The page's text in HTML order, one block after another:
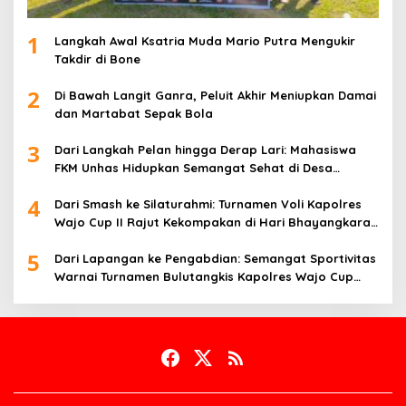
1
Langkah Awal Ksatria Muda Mario Putra Mengukir
Takdir di Bone
2
Di Bawah Langit Ganra, Peluit Akhir Meniupkan Damai
dan Martabat Sepak Bola
3
Dari Langkah Pelan hingga Derap Lari: Mahasiswa
FKM Unhas Hidupkan Semangat Sehat di Desa
4
Dari Smash ke Silaturahmi: Turnamen Voli Kapolres
Wajo Cup II Rajut Kekompakan di Hari Bhayangkara
5
Dari Lapangan ke Pengabdian: Semangat Sportivitas
Warnai Turnamen Bulutangkis Kapolres Wajo Cup